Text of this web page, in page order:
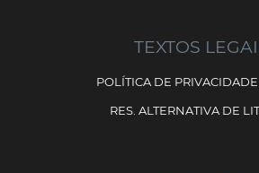
TEXTOS
POLÍTICA DE
RES. ALTERNATIVA DE